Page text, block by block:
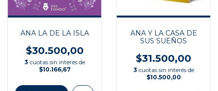
ANA LA DE LA ISLA
$30.500,00
3 cuotas sin interés de
$10.166,67
ANA Y LA CASA DE
SUS SUEÑOS
$31.500,00
3 cuotas sin interés de
$10.500,00